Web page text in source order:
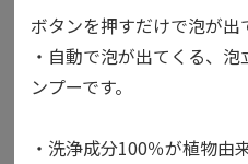
ボタンを押すだけで泡が出
・自動で泡が出てくる、
ンプーです。
・洗浄成分100％が植物由